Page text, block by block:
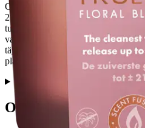
Ota aikaa itsellesi ja Floral
21 tuntia. Valmistettu ScentFusion-
tuoksu-elämys ja taatusti puhtain
vastustamattomaan, hyvää oloa
täynnä tuoksuvia, rentouttavia
planeetan parasta ajatellen.
Ominaisuudet